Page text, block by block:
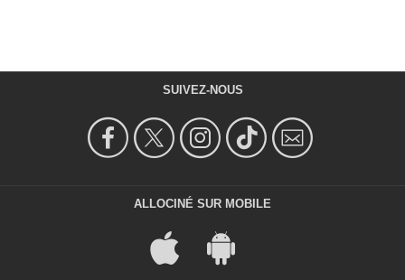
SUIVEZ-NOUS
ALLOCINÉ SUR MOBILE